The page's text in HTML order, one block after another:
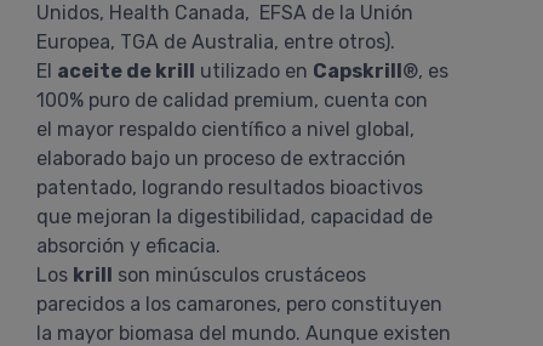
Unidos, Health Canada, EFSA de la Unión
Europea, TGA de Australia, entre otros).
El aceite de krill utilizado en Capskrill®, es
100% puro de calidad premium, cuenta con
el mayor respaldo científico a nivel global,
elaborado bajo un proceso de extracción
patentado, logrando resultados bioactivos
que mejoran la digestibilidad, capacidad de
absorción y eficacia.
Los krill son minúsculos crustáceos
parecidos a los camarones, pero constituyen
la mayor biomasa del mundo. Aunque existen